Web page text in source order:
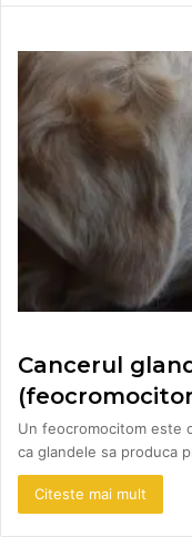
Cancerul
Un feocromocitom este
ca glandele sa produca
Citeste mai mult